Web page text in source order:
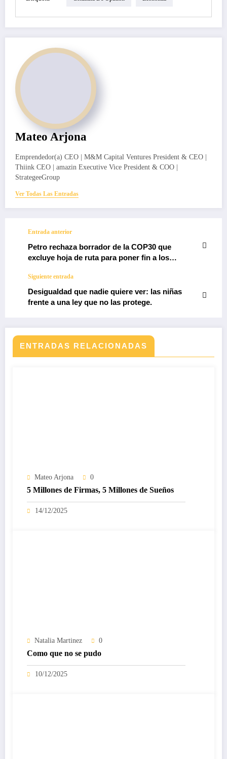
Mateo Arjona
Emprendedor(a) CEO | M&M Capital Ventures President & CEO |
Thiink CEO | amazin Executive Vice President & COO |
StrategeeGroup
Ver Todas Las Entradas
Entrada anterior
Petro rechaza borrador de la COP30 que
excluye hoja de ruta para poner fin a los
Siguiente entrada
Desigualdad que nadie quiere ver: las niñas
frente a una ley que no las protege.
ENTRADAS RELACIONADAS
Mateo Arjona 0
5 Millones de Firmas, 5 Millones de Sueños
14/12/2025
Natalia Martinez 0
Como que no se pudo
10/12/2025